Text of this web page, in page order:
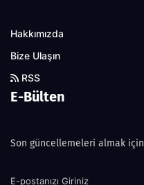
Hakkımızda
Bize Ulaşın
RSS
E-Bülten
Son güncellemeleri almak